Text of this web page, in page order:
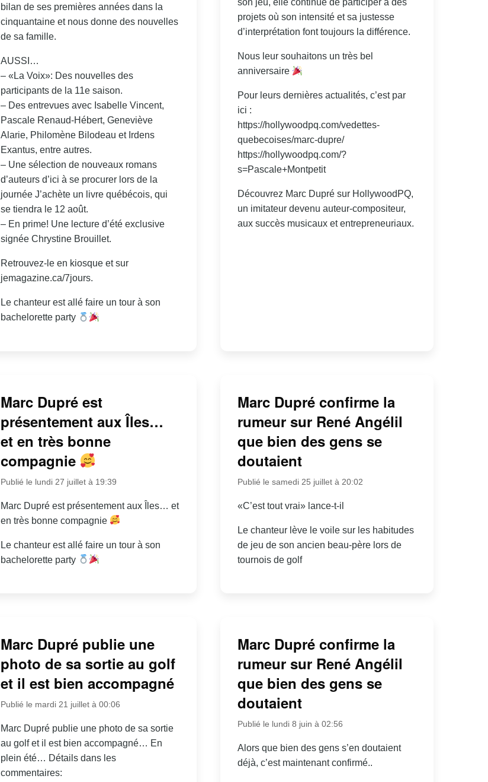
bilan de ses premières années dans la
cinquantaine et nous donne des nouvelles
de sa famille.
AUSSI…
– «La Voix»: Des nouvelles des
participants de la 11e saison.
– Des entrevues avec Isabelle Vincent,
Pascale Renaud-Hébert, Geneviève
Alarie, Philomène Bilodeau et Irdens
Exantus, entre autres.
– Une sélection de nouveaux romans
d’auteurs d’ici à se procurer lors de la
journée J’achète un livre québécois, qui
se tiendra le 12 août.
– En prime! Une lecture d’été exclusive
signée Chrystine Brouillet.
Retrouvez-le en kiosque et sur
jemagazine.ca/7jours.
Le chanteur est allé faire un tour à son
bachelorette party
son jeu, elle continue de participer à des
projets où son intensité et sa justesse
d’interprétation font toujours la différence.
Nous leur souhaitons un très bel
anniversaire
Pour leurs dernières actualités, c’est par
ici :
https://hollywoodpq.com/vedettes-
quebecoises/marc-dupre/
https://hollywoodpq.com/?
s=Pascale+Montpetit
Découvrez Marc Dupré sur HollywoodPQ,
un imitateur devenu auteur-compositeur,
aux succès musicaux et entrepreneuriaux.
Marc Dupré est
présentement aux Îles…
et en très bonne
compagnie
Publié le lundi 27 juillet à 19:39
Marc Dupré est présentement aux Îles… et
en très bonne compagnie
Le chanteur est allé faire un tour à son
bachelorette party
Marc Dupré confirme la
rumeur sur René Angélil
que bien des gens se
doutaient
Publié le samedi 25 juillet à 20:02
«C’est tout vrai» lance-t-il
Le chanteur lève le voile sur les habitudes
de jeu de son ancien beau-père lors de
tournois de golf
Marc Dupré publie une
photo de sa sortie au golf
et il est bien accompagné
Publié le mardi 21 juillet à 00:06
Marc Dupré publie une photo de sa sortie
au golf et il est bien accompagné… En
plein été… Détails dans les
commentaires:
Marc Dupré confirme la
rumeur sur René Angélil
que bien des gens se
doutaient
Publié le lundi 8 juin à 02:56
Alors que bien des gens s’en doutaient
déjà, c’est maintenant confirmé..